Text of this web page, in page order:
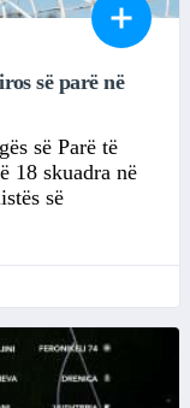
së parë në
së Parë të
18 skuadra në
së